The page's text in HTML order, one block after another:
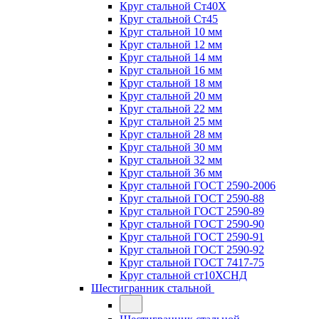
Круг стальной Ст40Х
Круг стальной Ст45
Круг стальной 10 мм
Круг стальной 12 мм
Круг стальной 14 мм
Круг стальной 16 мм
Круг стальной 18 мм
Круг стальной 20 мм
Круг стальной 22 мм
Круг стальной 25 мм
Круг стальной 28 мм
Круг стальной 30 мм
Круг стальной 32 мм
Круг стальной 36 мм
Круг стальной ГОСТ 2590-2006
Круг стальной ГОСТ 2590-88
Круг стальной ГОСТ 2590-89
Круг стальной ГОСТ 2590-90
Круг стальной ГОСТ 2590-91
Круг стальной ГОСТ 2590-92
Круг стальной ГОСТ 7417-75
Круг стальной ст10ХСНД
Шестигранник стальной